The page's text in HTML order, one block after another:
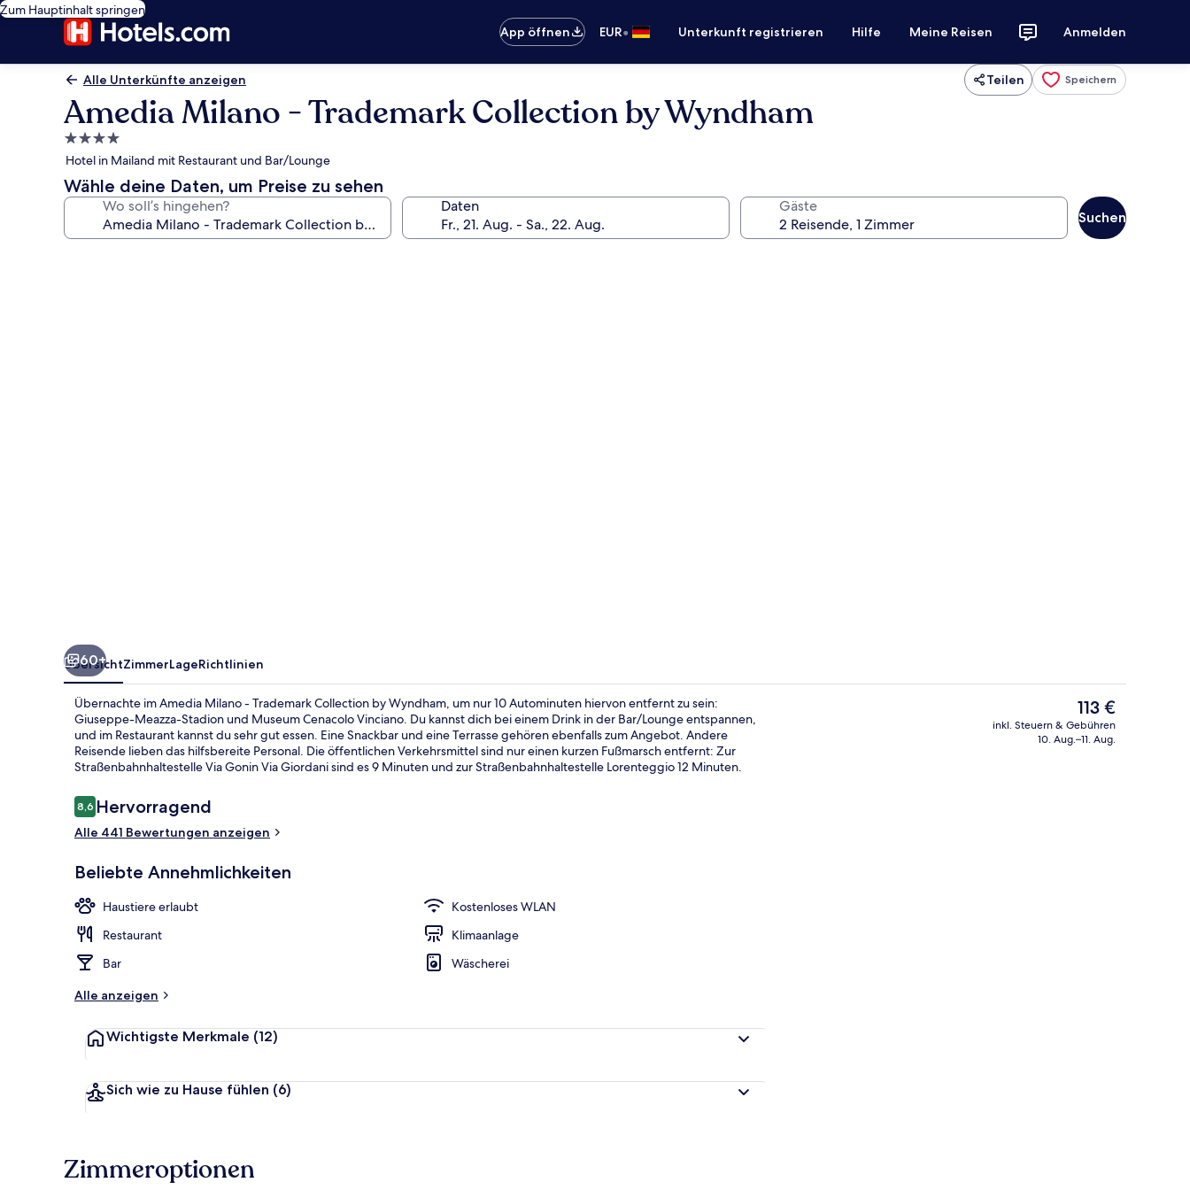
Zum Hauptinhalt springen
App öffnen
EUR• Unterkunft registrieren Hilfe Meine Reisen Anmelden
Alle Unterkünfte anzeigen Teilen Speichern
Amedia Milano - Trademark Collection by Wyndham
4.0-
Sterne-
Unterkunft
Hotel in Mailand mit Restaurant und Bar/Lounge
Wähle deine Daten, um Preise zu sehen
Wo soll’s hingehen? Daten Gäste
Suchen
Lobby Bar (in der Unterkunft)
60+
ÜbersichtZimmerLageRichtlinien
Übernachte im Amedia Milano - Trademark Collection by Wyndham, um nur 10 Autominuten hiervon entfernt zu sein:
Giuseppe-Meazza-Stadion und Museum Cenacolo Vinciano. Du kannst dich bei einem Drink in der Bar/Lounge entspannen,
und im Restaurant kannst du sehr gut essen. Eine Snackbar und eine Terrasse gehören ebenfalls zum Angebot. Andere
Reisende lieben das hilfsbereite Personal. Die öffentlichen Verkehrsmittel sind nur einen kurzen Fußmarsch entfernt: Zur
Straßenbahnhaltestelle Via Gonin Via Giordani sind es 9 Minuten und zur Straßenbahnhaltestelle Lorenteggio 12 Minuten.
Bewertungen
8,68,6 von 10.
Hervorragend
Alle 441 Bewertungen anzeigen
Beliebte Annehmlichkeiten
Haustiere erlaubt
Kostenloses WLAN
Restaurant
Klimaanlage
Bar
Wäscherei
Alle anzeigen
Wichtigste Merkmale (12)
Sich wie zu Hause fühlen (6)
Der
aktuelle
Preis
113 €
inkl. Steuern & Gebühren
10. Aug.–11. Aug.
Zimmeroptionen